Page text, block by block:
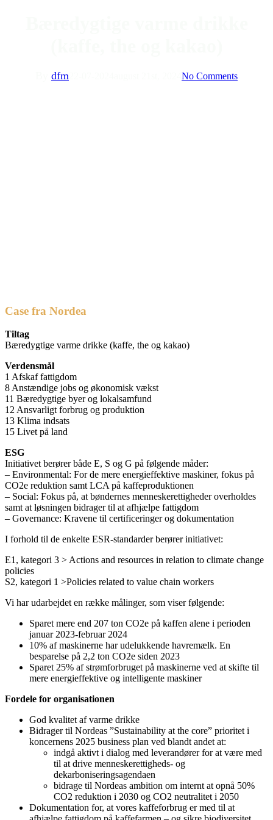
dfm No Comments
Case fra Nordea
Tiltag
Bæredygtige varme drikke (kaffe, the og kakao)
Verdensmål
1 Afskaf fattigdom
8 Anstændige jobs og økonomisk vækst
11 Bæredygtige byer og lokalsamfund
12 Ansvarligt forbrug og produktion
13 Klima indsats
15 Livet på land
ESG
Initiativet berører både E, S og G på følgende måder:
– Environmental: For de mere energieffektive maskiner, fokus på
CO2e reduktion samt LCA på kaffeproduktionen
– Social: Fokus på, at bøndernes menneskerettigheder overholdes
samt at løsningen bidrager til at afhjælpe fattigdom
– Governance: Kravene til certificeringer og dokumentation
I forhold til de enkelte ESR-standarder berører initiativet:
E1, kategori 3 > Actions and resources in relation to climate change
policies
S2, kategori 1 >Policies related to value chain workers
Vi har udarbejdet en række målinger, som viser følgende:
Sparet mere end 207 ton CO2e på kaffen alene i perioden
januar 2023-februar 2024
10% af maskinerne har udelukkende havremælk. En
besparelse på 2,2 ton CO2e siden 2023
Sparet 25% af strømforbruget på maskinerne ved at skifte til
mere energieffektive og intelligente maskiner
Fordele for organisationen
God kvalitet af varme drikke
Bidrager til Nordeas ”Sustainability at the core” prioritet i
koncernens 2025 business plan ved blandt andet at:
indgå aktivt i dialog med leverandører for at være med
til at drive menneskerettigheds- og
dekarboniseringsagendaen
bidrage til Nordeas ambition om internt at opnå 50%
CO2 reduktion i 2030 og CO2 neutralitet i 2050
Dokumentation for, at vores kaffeforbrug er med til at